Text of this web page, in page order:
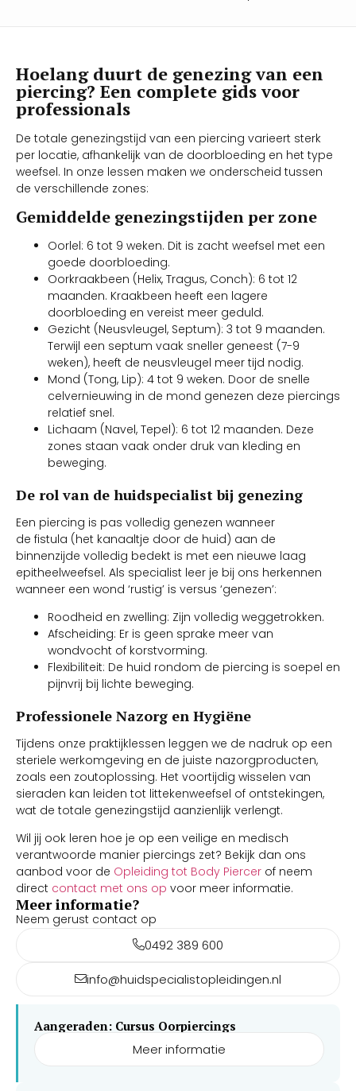
Hoelang duurt de genezing van een
piercing? Een complete gids voor
professionals
De totale genezingstijd van een piercing varieert sterk
per locatie, afhankelijk van de doorbloeding en het type
weefsel. In onze lessen maken we onderscheid tussen
de verschillende zones:
Gemiddelde genezingstijden per zone
Oorlel: 6 tot 9 weken. Dit is zacht weefsel met een
goede doorbloeding.
Oorkraakbeen (Helix, Tragus, Conch): 6 tot 12
maanden. Kraakbeen heeft een lagere
doorbloeding en vereist meer geduld.
Gezicht (Neusvleugel, Septum): 3 tot 9 maanden.
Terwijl een septum vaak sneller geneest (7-9
weken), heeft de neusvleugel meer tijd nodig.
Mond (Tong, Lip): 4 tot 9 weken. Door de snelle
celvernieuwing in de mond genezen deze piercings
relatief snel.
Lichaam (Navel, Tepel): 6 tot 12 maanden. Deze
zones staan vaak onder druk van kleding en
beweging.
De rol van de huidspecialist bij genezing
Een piercing is pas volledig genezen wanneer
de fistula (het kanaaltje door de huid) aan de
binnenzijde volledig bedekt is met een nieuwe laag
epitheelweefsel. Als specialist leer je bij ons herkennen
wanneer een wond ‘rustig’ is versus ‘genezen’:
Roodheid en zwelling: Zijn volledig weggetrokken.
Afscheiding: Er is geen sprake meer van
wondvocht of korstvorming.
Flexibiliteit: De huid rondom de piercing is soepel en
pijnvrij bij lichte beweging.
Professionele Nazorg en Hygiëne
Tijdens onze praktijklessen leggen we de nadruk op een
steriele werkomgeving en de juiste nazorgproducten,
zoals een zoutoplossing. Het voortijdig wisselen van
sieraden kan leiden tot littekenweefsel of ontstekingen,
wat de totale genezingstijd aanzienlijk verlengt.
Wil jij ook leren hoe je op een veilige en medisch
verantwoorde manier piercings zet? Bekijk dan ons
aanbod voor de Opleiding tot Body Piercer of neem
direct contact met ons op voor meer informatie.
Meer informatie?
Neem gerust contact op
0492 389 600
info@huidspecialistopleidingen.nl
Aangeraden: Cursus Oorpiercings
Meer informatie